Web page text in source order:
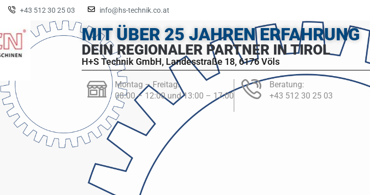
+43 512 30 25 03 info@hs-technik.co.at
MIT ÜBER 25 JAHREN ERFAHRUNG
DEIN REGIONALER PARTNER IN TIROL
H+S Technik GmbH, Landesstraße 18, 6176 Völs
Montag – Freitag:
08:00 – 12:00 und 13:00 – 17:00
Beratung:
+43 512 30 25 03